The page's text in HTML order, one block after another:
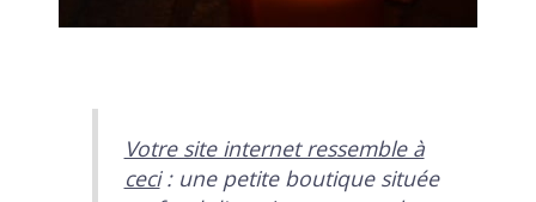
Votre site internet ressemble à
ceci: une petite boutique située